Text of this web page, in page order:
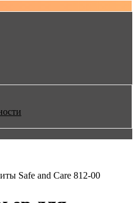
Safe and Care 812-00